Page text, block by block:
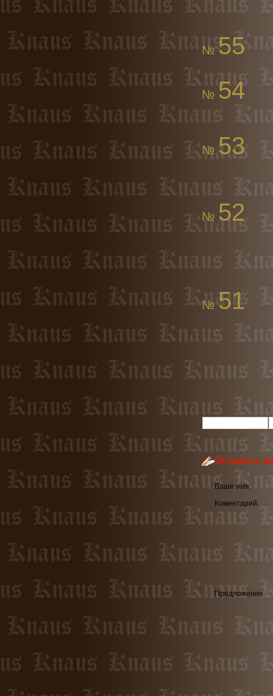
№ 55
№ 54
№ 53
№ 52
№ 51
Оставить
Ваше имя:
Коментарий:
Предложение: